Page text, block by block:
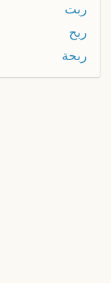
ربت
ربح
ربحة